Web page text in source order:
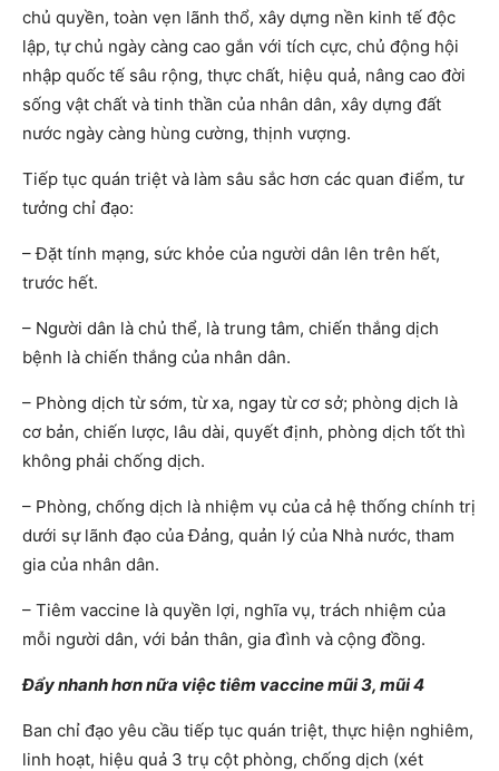
chủ quyền, toàn vẹn lãnh thổ, xây dựng nền kinh tế độc
lập, tự chủ ngày càng cao gắn với tích cực, chủ động hội
nhập quốc tế sâu rộng, thực chất, hiệu quả, nâng cao đời
sống vật chất và tinh thần của nhân dân, xây dựng đất
nước ngày càng hùng cường, thịnh vượng.
Tiếp tục quán triệt và làm sâu sắc hơn các quan điểm, tư
tưởng chỉ đạo:
– Đặt tính mạng, sức khỏe của người dân lên trên hết,
trước hết.
– Người dân là chủ thể, là trung tâm, chiến thắng dịch
bệnh là chiến thắng của nhân dân.
– Phòng dịch từ sớm, từ xa, ngay từ cơ sở; phòng dịch là
cơ bản, chiến lược, lâu dài, quyết định, phòng dịch tốt thì
không phải chống dịch.
– Phòng, chống dịch là nhiệm vụ của cả hệ thống chính trị
dưới sự lãnh đạo của Đảng, quản lý của Nhà nước, tham
gia của nhân dân.
– Tiêm vaccine là quyền lợi, nghĩa vụ, trách nhiệm của
mỗi người dân, với bản thân, gia đình và cộng đồng.
Đẩy nhanh hơn nữa việc tiêm vaccine mũi 3, mũi 4
Ban chỉ đạo yêu cầu tiếp tục quán triệt, thực hiện nghiêm,
linh hoạt, hiệu quả 3 trụ cột phòng, chống dịch (xét